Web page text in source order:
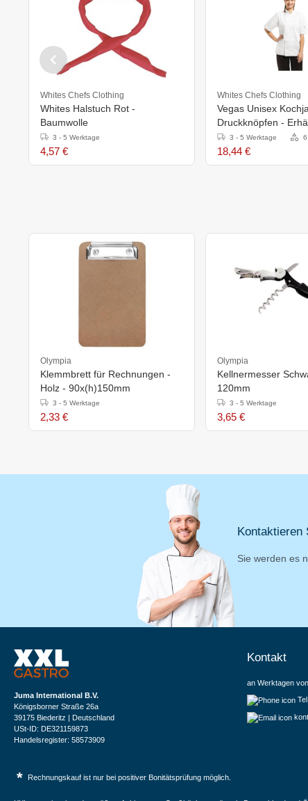
Whites Chefs Clothing
Whites Halstuch Rot -
Baumwolle
3 - 5 Werktage
4,57 €
Whites Chefs Clothing
Vegas Unisex
Druckknöpfen -
Gößen
3 - 5 Werktage 6
18,44 €
Olympia
Klemmbrett für Rechnungen -
Holz - 90x(h)150mm
3 - 5 Werktage
2,33 €
Olympia
Kellnermesser
120mm
3 - 5 Werktage
3,65 €
Kontaktieren
Sie werden es
Juma International B.V.
Königsborner Straße 26a
39175 Biederitz | Deutschland
USt-ID: DE321159873
Handelsregister: 58573909
Kontakt
an Werktagen
* Rechnungskauf ist nur bei positiver Bonitätsprüfung möglich.